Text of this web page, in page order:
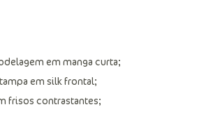
de sono e momentos de relaxamento
em manga curta;
em silk frontal;